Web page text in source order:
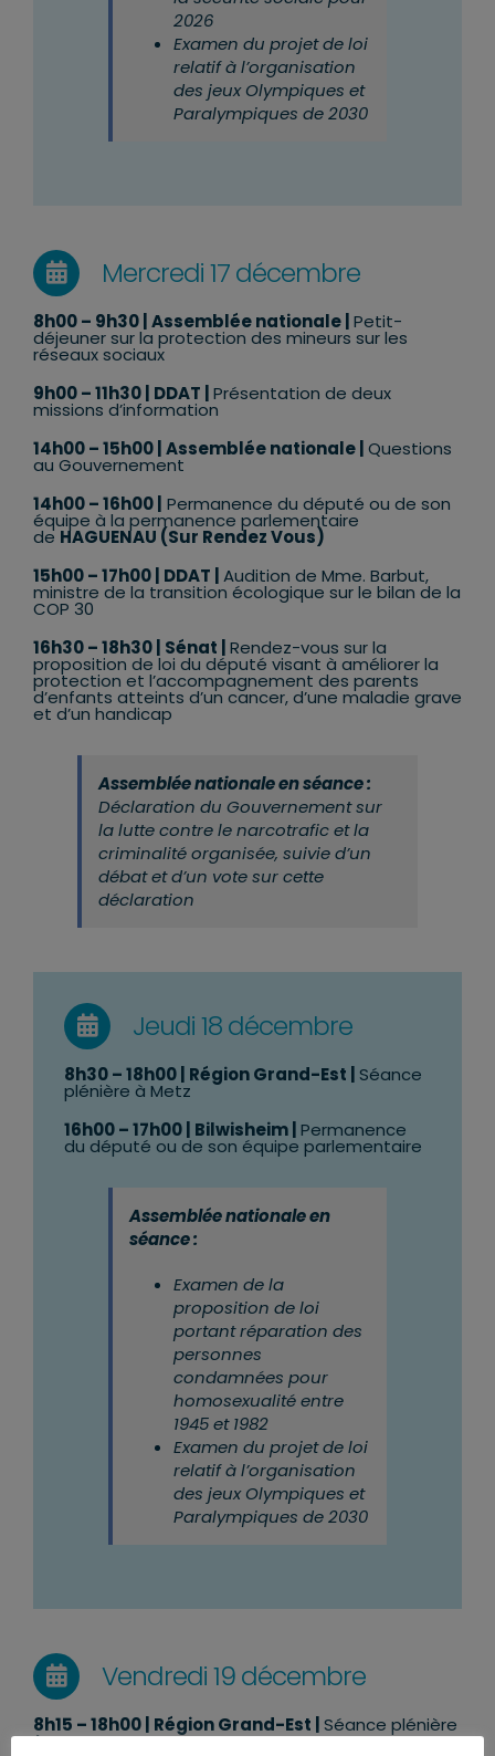
2026
Examen du projet de loi
relatif à l’organisation
des jeux Olympiques et
Paralympiques de 2030
Mercredi 17 décembre
8h00 – 9h30| Assemblée nationale | Petit-
déjeuner sur la protection des mineurs sur les
réseaux sociaux
9h00 – 11h30| DDAT | Présentation de deux
missions d’information
14h00 – 15h00 | Assemblée nationale | Questions
au Gouvernement
14h00 – 16h00 | Permanence du député ou de son
équipe à la permanence parlementaire
de HAGUENAU (Sur Rendez Vous)
15h00 – 17h00| DDAT | Audition de Mme. Barbut,
ministre de la transition écologique sur le bilan de la
COP 30
16h30 – 18h30| Sénat | Rendez-vous sur la
proposition de loi du député visant à améliorer la
protection et l’accompagnement des parents
d’enfants atteints d’un cancer, d’une maladie grave
et d’un handicap
Assemblée nationale en séance :
Déclaration du Gouvernement sur
la lutte contre le narcotrafic et la
criminalité organisée, suivie d’un
débat et d’un vote sur cette
déclaration
Jeudi 18 décembre
8h30 – 18h00| Région Grand-Est | Séance
plénière à Metz
16h00 – 17h00| Bilwisheim | Permanence
du député ou de son équipe parlementaire
Assemblée nationale en
séance :
Examen de la
proposition de loi
portant réparation des
personnes
condamnées pour
homosexualité entre
1945 et 1982
Examen du projet de loi
relatif à l’organisation
des jeux Olympiques et
Paralympiques de 2030
Vendredi 19 décembre
8h15 – 18h00 | Région Grand-Est | Séance plénière
à Metz